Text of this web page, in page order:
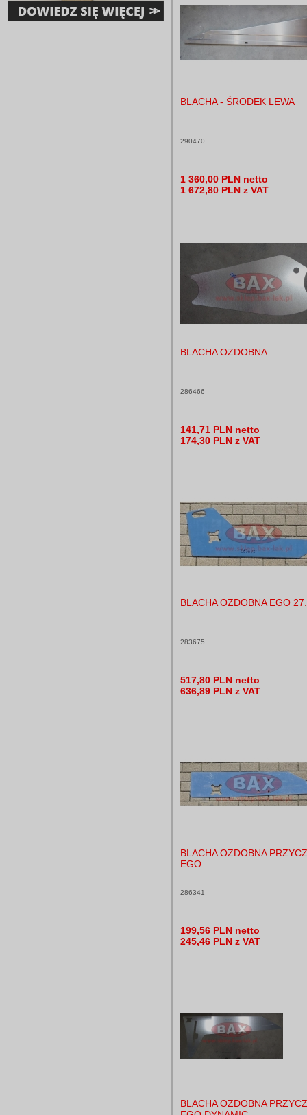
BLACHA - ŚRODEK LEWA
290470
1 360,00 PLN netto
1 672,80 PLN z VAT
BLACHA OZDOBNA
286466
141,71 PLN netto
174,30 PLN z VAT
BLACHA OZDOBNA EGO
283675
517,80 PLN netto
636,89 PLN z VAT
BLACHA OZDOBNA
EGO
286341
199,56 PLN netto
245,46 PLN z VAT
BLACHA OZDOBNA